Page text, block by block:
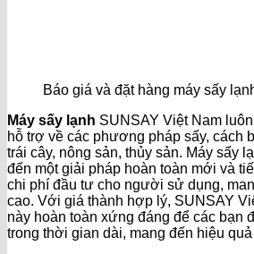
Báo giá và đặt hàng máy sấy
Máy sấy lạnh SUNSAY Việt Nam
hỗ trợ về các phương pháp sấy, cách
trái cây, nông sản, thủy sản. Máy sấy
đến một giải pháp hoàn toàn mới và
chi phí đầu tư cho người sử dụng,
cao. Với giá thành hợp lý, SUNSAY
này hoàn toàn xứng đáng để các bạn
trong thời gian dài, mang đến hiệu